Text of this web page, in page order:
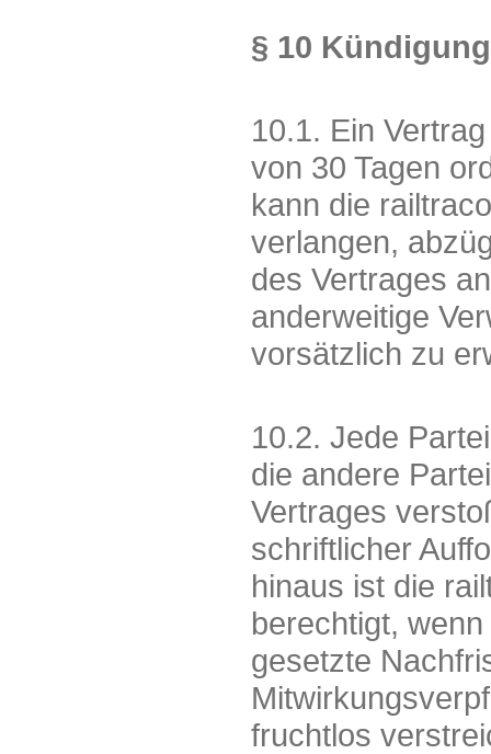
§ 10 Kündigung
10.1. Ein
von 30 Tagen
kann die
verlangen,
des Vertrages
anderweitige
vorsätzlich zu
10.2. Jede
die andere
Vertrages
schriftlicher
hinaus ist die
berechtigt,
gesetzte
fruchtlos